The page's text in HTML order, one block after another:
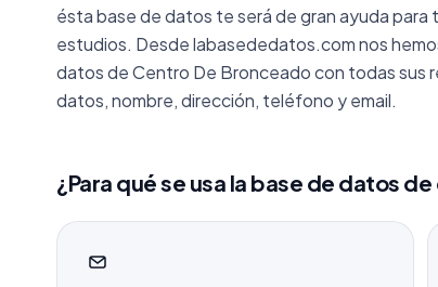
ésta base de datos te será de gran ayuda para
estudios. Desde labasededatos.com nos
datos de Centro De Bronceado con todas sus
datos, nombre, dirección, teléfono y email.
¿Para qué se usa la base de datos